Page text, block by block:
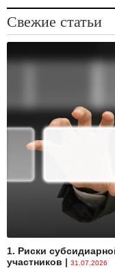
Свежие статьи
1. Риски
участников | 31.07.2026